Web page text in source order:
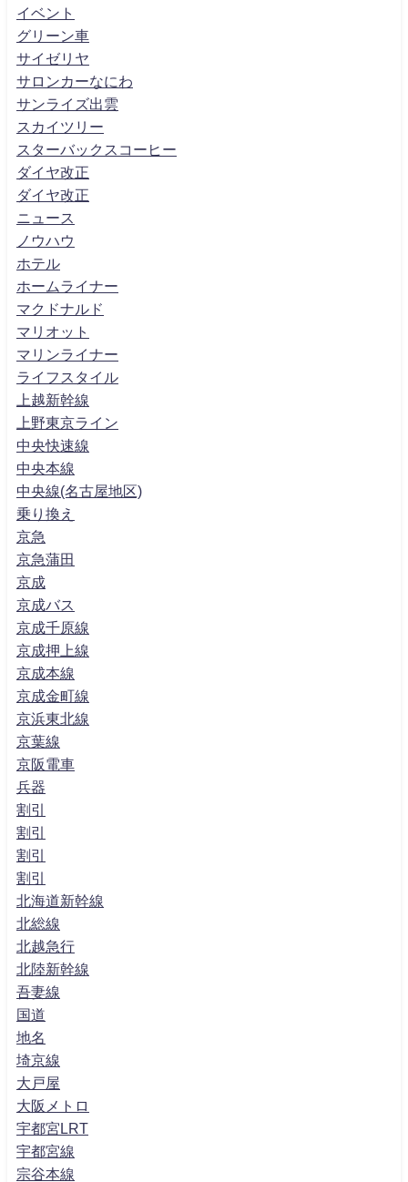
イベント
グリーン車
サイゼリヤ
サロンカーなにわ
サンライズ出雲
スカイツリー
スターバックスコーヒー
ダイヤ改正
ダイヤ改正
ニュース
ノウハウ
ホテル
ホームライナー
マクドナルド
マリオット
マリンライナー
ライフスタイル
上越新幹線
上野東京ライン
中央快速線
中央本線
中央線(名古屋地区)
乗り換え
京急
京急蒲田
京成
京成バス
京成千原線
京成押上線
京成本線
京成金町線
京浜東北線
京葉線
京阪電車
兵器
割引
割引
割引
割引
北海道新幹線
北総線
北越急行
北陸新幹線
吾妻線
国道
地名
埼京線
大戸屋
大阪メトロ
宇都宮LRT
宇都宮線
宗谷本線